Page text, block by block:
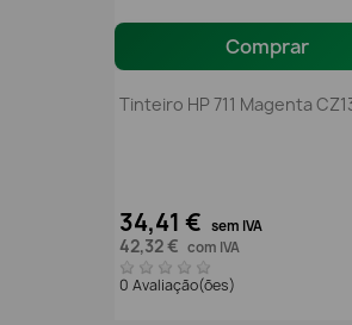
Comprar
Tinteiro HP 711 Magenta
34,41 € sem IVA
42,32 € com IVA
0 Avaliação(ões)